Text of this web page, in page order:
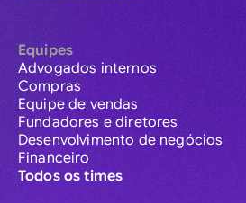
Equipes
Advogados internos
Compras
Equipe de vendas
Fundadores e diretores
Desenvolvimento de negócios
Financeiro
Todos os times